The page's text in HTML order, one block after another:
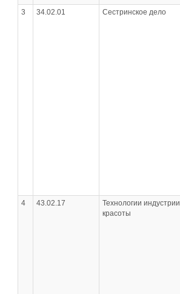
3
34.02.01 Сестринское дело
4
43.02.17
Технологии индустрии
красоты